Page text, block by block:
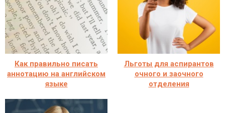
Как правильно писать
аннотацию на английском
языке
Льготы для аспирантов
очного и заочного
отделения